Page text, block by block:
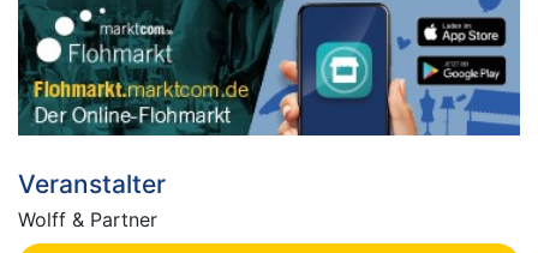
Veranstalter
Wolff & Partner